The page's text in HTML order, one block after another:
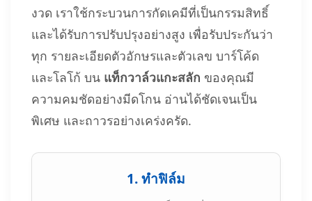
งวด เราใช้กระบวนการกัดเคมีที่เป็นกรรมสิทธิ์
และได้รับการปรับปรุงอย่างสูง เพื่อรับประกันว่า
ทุก รายละเอียดตัวอักษรและตัวเลข บาร์โค้ด
และโลโก้ บน แท็กวาล์วแกะสลัก ของคุณมี
ความคมชัดอย่างมีดโกน อ่านได้ชัดเจนเป็น
พิเศษ และถาวรอย่างเคร่งครัด.
1. ทำฟิล์ม